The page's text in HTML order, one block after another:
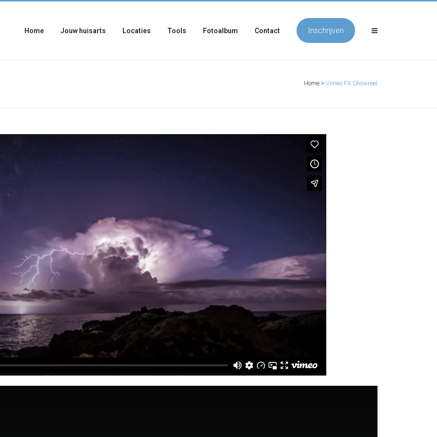
Inschrijven
Home Jouw huisarts Locaties Tools Fotoalbum Contact
Home > Vimeo FX Showreel